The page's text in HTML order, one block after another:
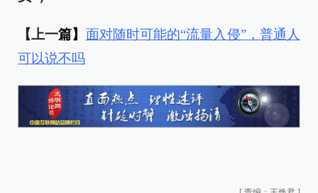
【上一篇】 面对随时可能的“流量入侵”，普通人
可以说不吗